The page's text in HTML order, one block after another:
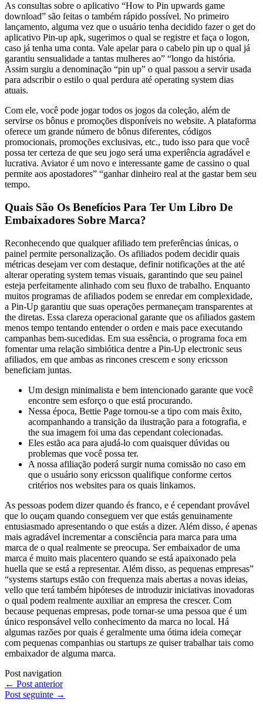
As consultas sobre o aplicativo “How to Pin upwards game
download” são feitas o também rápido possível. No primeiro
lançamento, alguma vez que o usuário tenha decidido fazer o get do
aplicativo Pin-up apk, sugerimos o qual se registre et faça o logon,
caso já tenha uma conta. Vale apelar para o cabelo pin up o qual já
garantiu sensualidade a tantas mulheres ao” “longo da história.
Assim surgiu a denominação “pin up” o qual passou a servir usada
para adscribir o estilo o qual perdura até operating system dias
atuais.
Com ele, você pode jogar todos os jogos da coleção, além de
servirse os bônus e promoções disponíveis no website. A plataforma
oferece um grande número de bônus diferentes, códigos
promocionais, promoções exclusivas, etc., tudo isso para que você
possa ter certeza de que seu jogo será uma experiência agradável e
lucrativa. Aviator é um novo e interessante game de cassino o qual
permite aos apostadores” “ganhar dinheiro real at the gastar bem seu
tempo.
Quais São Os Benefícios Para Ter Um Libro De
Embaixadores Sobre Marca?
Reconhecendo que qualquer afiliado tem preferências únicas, o
painel permite personalização. Os afiliados podem decidir quais
métricas desejam ver com destaque, definir notificações at the até
alterar operating system temas visuais, garantindo que seu painel
esteja perfeitamente alinhado com seu fluxo de trabalho. Enquanto
muitos programas de afiliados podem se enredar em complexidade,
a Pin-Up garantiu que suas operações permaneçam transparentes at
the diretas. Essa clareza operacional garante que os afiliados gastem
menos tempo tentando entender o orden e mais pace executando
campanhas bem-sucedidas. Em sua essência, o programa foca em
fomentar uma relação simbiótica dentre a Pin-Up electronic seus
afiliados, em que ambas as rincones crescem e sony ericsson
beneficiam juntas.
Um design minimalista e bem intencionado garante que você
encontre sem esforço o que está procurando.
Nessa época, Bettie Page tornou-se a tipo com mais êxito,
acompanhando a transição da ilustração para a fotografia, e
the sua imagem foi uma das cependant colecionadas.
Eles estão aca para ajudá-lo com quaisquer dúvidas ou
problemas que você possa ter.
A nossa afiliação poderá surgir numa comissão no caso em
que o usuário sony ericsson qualifique conforme certos
critérios nos websites para os quais linkamos.
As pessoas podem dizer quando és franco, e é cependant provável
que lo ouçam quando conseguem ver que estás genuinamente
entusiasmado apresentando o que estás a dizer. Além disso, é apenas
mais agradável incrementar a consciência para marca para uma
marca de o qual realmente se preocupa. Ser embaixador de uma
marca é muito mais placentero quando se está apaixonado pela
huella que se está a representar. Além disso, as pequenas empresas”
“systems startups estão con frequenza mais abertas a novas ideias,
vello que terá também hipóteses de introduzir iniciativas inovadoras
o qual podem realmente auxiliar an empresa the crescer. Com
because pequenas empresas, pode tornar-se uma pessoa que é um
único responsável vello conhecimento da marca no local. Há
algumas razões por quais é geralmente uma ótima ideia começar
com pequenas companhias ou startups ze quiser trabalhar tais como
embaixador de alguma marca.
Post navigation
← Post anterior
Post seguinte →